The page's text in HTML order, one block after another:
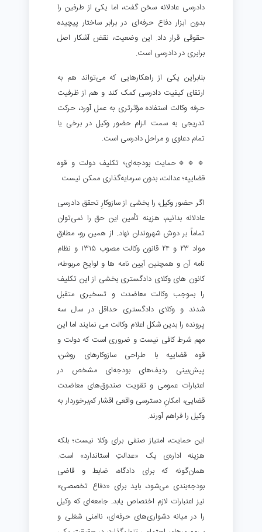
دادرسی عادلانه سخن گفت، اما یکی از طرفین را
بدون ابزار دفاع حرفه‌ای در برابر ساختار پیچیده
حقوقی قرار داد. این وضعیت، نقض آشکار اصل
برابری در دادرسی است.
بنابراین یکی از راهکارهایی که می‌تواند هم به
ارتقای کیفیت دادرسی کمک کند و هم از ظرفیت
حرفه وکالت استفاده مؤثر‌تری به عمل آورد، حرکت
تدریجی به سمت الزام حضور وکیل در برخی یا
تمام دعاوی و مراحل دادرسی است.
🔹🔹🔹حمایت بودجه‌ای؛ تکلیف دولت و قوه
قضاییه؛ عدالت، بدون سرمایه‌گذاری ممکن نیست
اگر حضور وکیل، را بخشی از سازوکارِ تحقق دادرسی
عادلانه بدانیم، هزینه تأمین این حق را نمی‌توان
تماماً بر دوش شهروندان نهاد. از همین رو، مطابق
مواد ۲۳ و ۲۴ قانون وکالت مصوب ۱۳۱۵ و نظام
نامه آن و همچنین آیین نامه ها و لوایح مربوطه،
کانون های وکلای دادگستری بخشی از این تکلیف
را بموجب وکالت معاضدت و تسخیری متقبل
شدند و وکلای دادگستری حداقل در سال سه
پرونده را بدین شکل اعلام وکالت می نمایند اما این
مهم شرط کافی نیست و ضروری است که دولت و
قوه قضاییه با طراحی سازوکارهای روشن،
پیش‌بینی ردیف‌های بودجه‌ای مشخص در
اعتبارات عمومی و تقویت صندوق‌های معاضدت
قضایی، امکانِ دسترسی واقعی اقشار کم‌برخوردار به
وکیل را فراهم آورند.
این حمایت، امتیاز صنفی برای وکلا نیست؛ بلکه
هزینه اداره‌ی یک «عدالتِ استاندارد» است.
همان‌گونه که برای دادگاه، ضابط و قاضی
بودجه‌بندی می‌شود، باید برای «دفاع تخصصی»
نیز اعتبارات لازم اختصاص یابد. جامعه‌ای که وکیل
را در میانه دشواری‌های حرفه‌ای، ناامنی شغلی و